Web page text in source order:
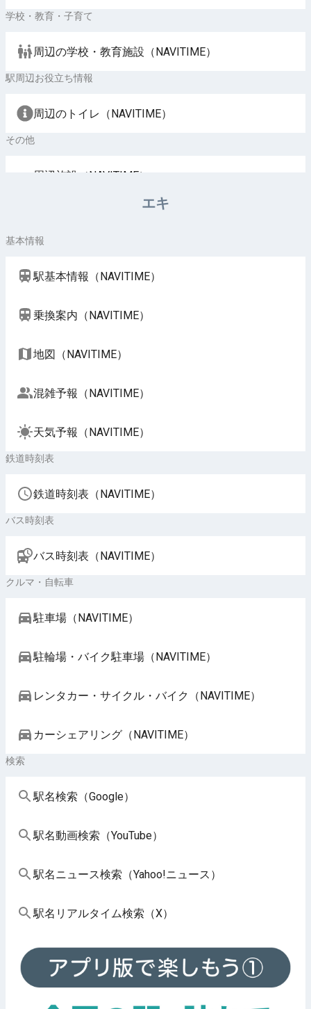
学校・教育・子育て
周辺の学校・教育施設（NAVITIME）
駅周辺お役立ち情報
周辺のトイレ（NAVITIME）
その他
周辺施設（NAVITIME）
エキ
基本情報
駅基本情報（NAVITIME）
乗換案内（NAVITIME）
地図（NAVITIME）
混雑予報（NAVITIME）
天気予報（NAVITIME）
鉄道時刻表
鉄道時刻表（NAVITIME）
バス時刻表
バス時刻表（NAVITIME）
クルマ・自転車
駐車場（NAVITIME）
駐輪場・バイク駐車場（NAVITIME）
レンタカー・サイクル・バイク（NAVITIME）
カーシェアリング（NAVITIME）
検索
駅名検索（Google）
駅名動画検索（YouTube）
駅名ニュース検索（Yahoo!ニュース）
駅名リアルタイム検索（X）